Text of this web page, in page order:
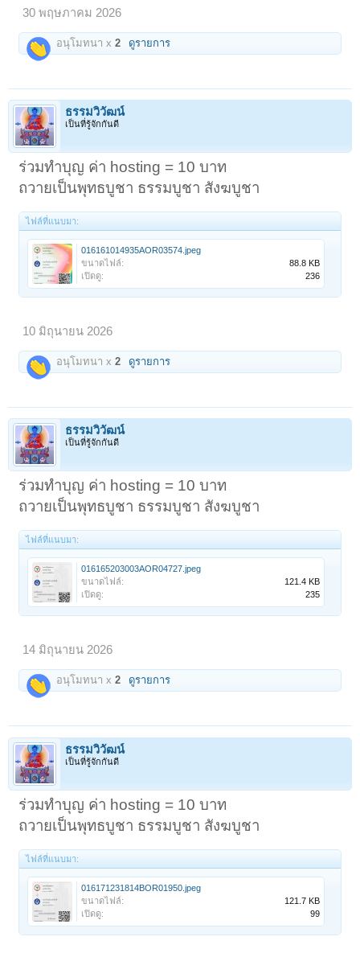
30 พฤษภาคม 2026
อนุโมทนา x2 ดูรายการ
ธรรมวิวัฒน์
เป็นที่รู้จักกันดี
ร่วมทำบุญ ค่า hosting = 10 บาท
ถวายเป็นพุทธบูชา ธรรมบูชา สังฆบูชา
ไฟล์ที่แนบมา:
016161014935AOR03574.jpeg
ขนาดไฟล์:
88.8 KB
เปิดดู:
236
10 มิถุนายน 2026
อนุโมทนา x2 ดูรายการ
ธรรมวิวัฒน์
เป็นที่รู้จักกันดี
ร่วมทำบุญ ค่า hosting = 10 บาท
ถวายเป็นพุทธบูชา ธรรมบูชา สังฆบูชา
ไฟล์ที่แนบมา:
016165203003AOR04727.jpeg
ขนาดไฟล์:
121.4 KB
เปิดดู:
235
14 มิถุนายน 2026
อนุโมทนา x2 ดูรายการ
ธรรมวิวัฒน์
เป็นที่รู้จักกันดี
ร่วมทำบุญ ค่า hosting = 10 บาท
ถวายเป็นพุทธบูชา ธรรมบูชา สังฆบูชา
ไฟล์ที่แนบมา:
016171231814BOR01950.jpeg
ขนาดไฟล์:
121.7 KB
เปิดดู:
99